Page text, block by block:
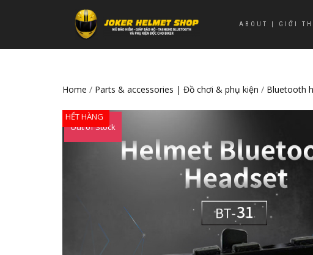
ABOUT | GIỚI
Home / Parts & accessories | Đồ chơi & phụ kiện / Bluetooth
Out of Stock
HẾT HÀNG